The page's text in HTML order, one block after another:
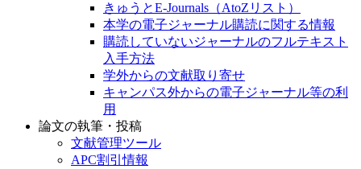
きゅうとE-Journals（AtoZリスト）
本学の電子ジャーナル購読に関する情報
購読していないジャーナルのフルテキスト
入手方法
学外からの文献取り寄せ
キャンパス外からの電子ジャーナル等の利
用
論文の執筆・投稿
文献管理ツール
APC割引情報